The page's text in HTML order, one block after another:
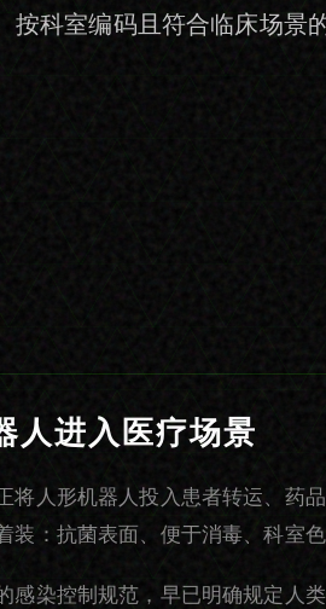
按科室编码且符合临床场景
人进入医疗场景
将人形机器人投入患者转运、药
装：抗菌表面、便于消毒、科室
感染控制规范，早已明确规定人